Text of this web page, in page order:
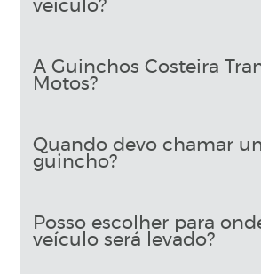
veículo?
A Guinchos Costeira
Motos?
Quando devo chamar
guincho?
Posso escolher para
veículo será levado?